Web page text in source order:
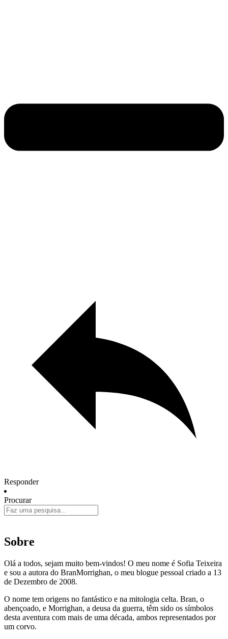
Responder
Procurar
Sobre
Olá a todos, sejam muito bem-vindos! O meu nome é Sofia Teixeira
e sou a autora do BranMorrighan, o meu blogue pessoal criado a 13
de Dezembro de 2008.
O nome tem origens no fantástico e na mitologia celta. Bran, o
abençoado, e Morrighan, a deusa da guerra, têm sido os símbolos
desta aventura com mais de uma década, ambos representados por
um corvo.